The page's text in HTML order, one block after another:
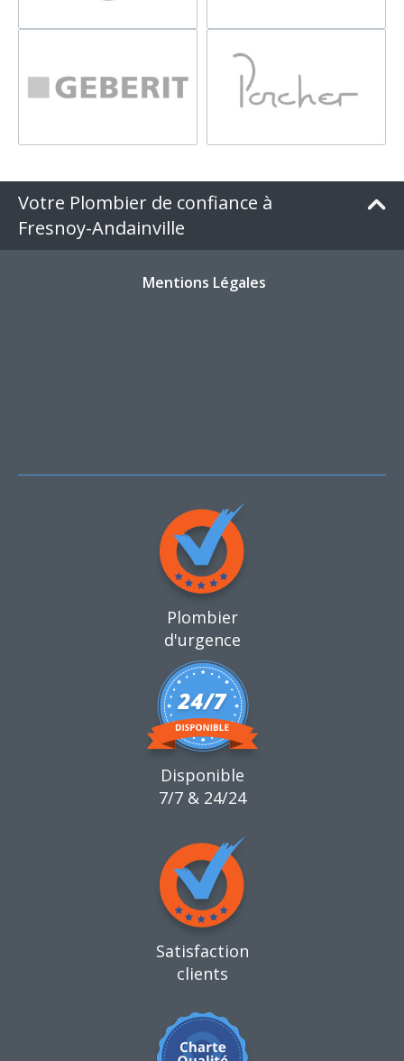
Votre Plombier de confiance à
Fresnoy-Andainville
Mentions Légales
Plombier
d'urgence
Disponible
7/7 & 24/24
Satisfaction
clients